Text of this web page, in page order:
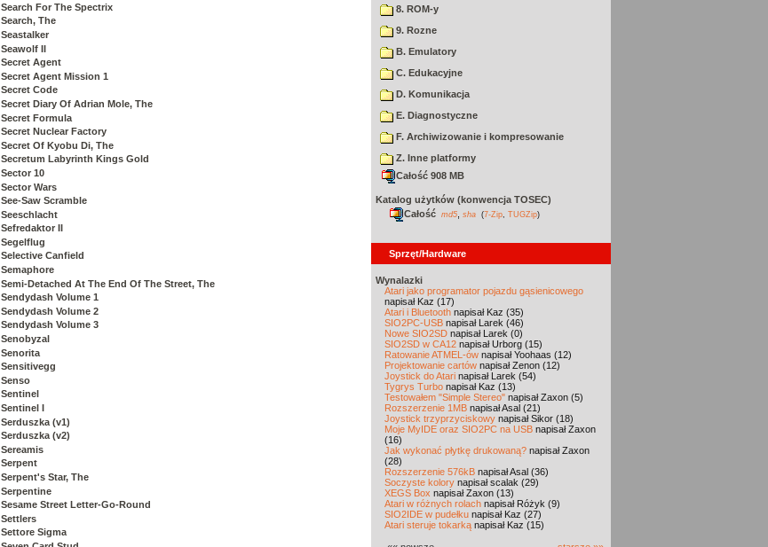
Search For The Spectrix
Search, The
Seastalker
Seawolf II
Secret Agent
Secret Agent Mission 1
Secret Code
Secret Diary Of Adrian Mole, The
Secret Formula
Secret Nuclear Factory
Secret Of Kyobu Di, The
Secretum Labyrinth Kings Gold
Sector 10
Sector Wars
See-Saw Scramble
Seeschlacht
Sefredaktor II
Segelflug
Selective Canfield
Semaphore
Semi-Detached At The End Of The Street, The
Sendydash Volume 1
Sendydash Volume 2
Sendydash Volume 3
Senobyzal
Senorita
Sensitivegg
Senso
Sentinel
Sentinel I
Serduszka (v1)
Serduszka (v2)
Sereamis
Serpent
Serpent's Star, The
Serpentine
Sesame Street Letter-Go-Round
Settlers
Settore Sigma
8. ROM-y
9. Rozne
B. Emulatory
C. Edukacyjne
D. Komunikacja
E. Diagnostyczne
F. Archiwizowanie i kompresowanie
Z. Inne platformy
Całość 908 MB
Katalog użytków (konwencja TOSEC)
Całość md5 sha (7-Zip TUGZip)
Sprzęt/Hardware
Wynalazki
Atari jako programator pojazdu gąsienicowego
napisał Kaz (17)
Atari i Bluetooth napisał Kaz (35)
SIO2PC-USB napisał Larek (46)
Nowe SIO2SD napisał Larek (0)
SIO2SD w CA12 napisał Urborg (15)
Ratowanie ATMEL-ów napisał Yoohaas (12)
Projektowanie cartów napisał Zenon (12)
Joystick do Atari napisał Larek (54)
Tygrys Turbo napisał Kaz (13)
Testowałem "Simple Stereo" napisał Zaxon (5)
Rozszerzenie 1MB napisał Asal (21)
Joystick trzyprzyciskowy napisał Sikor (18)
Moje MyIDE oraz SIO2PC na USB napisał Zaxon
(16)
Jak wykonać płytkę drukowaną? napisał Zaxon
(28)
Rozszerzenie 576kB napisał Asal (36)
Soczyste kolory napisał scalak (29)
XEGS Box napisał Zaxon (13)
Atari w różnych rolach napisał Różyk (9)
SIO2IDE w pudełku napisał Kaz (27)
Atari steruje tokarką napisał Kaz (15)